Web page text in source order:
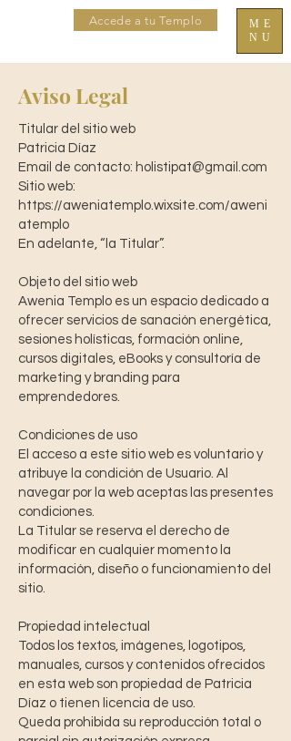
ME
NU
Accede a tu Templo
Aviso Legal
Titular del sitio web
Patricia Díaz
Email de contacto: holistipat@gmail.com
Sitio web:
https://aweniatemplo.wixsite.com/aweni
atemplo
En adelante, “la Titular”.
Objeto del sitio web
Awenia Templo es un espacio dedicado a
ofrecer servicios de sanación energética,
sesiones holísticas, formación online,
cursos digitales, eBooks y consultoría de
marketing y branding para
emprendedores.
Condiciones de uso
El acceso a este sitio web es voluntario y
atribuye la condición de Usuario. Al
navegar por la web aceptas las presentes
condiciones.
La Titular se reserva el derecho de
modificar en cualquier momento la
información, diseño o funcionamiento del
sitio.
Propiedad intelectual
Todos los textos, imágenes, logotipos,
manuales, cursos y contenidos ofrecidos
en esta web son propiedad de Patricia
Díaz o tienen licencia de uso.
Queda prohibida su reproducción total o